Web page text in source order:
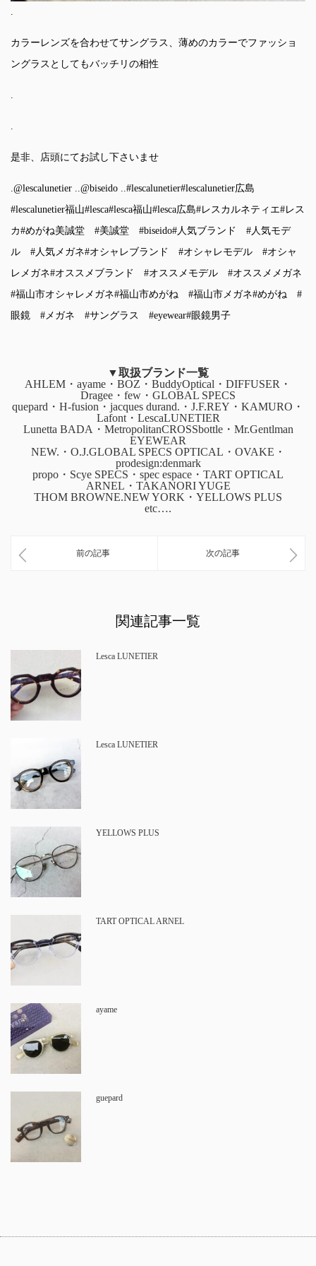
カラーレンズを合わせてサングラス、薄めのカラーでファッショ
ングラスとしてもバッチリの相性
是非、店頭にてお試し下さいませ
@lescalunetier @biseido #lescalunetier#lescalunetier広島
#lescalunetier福山#lesca#lesca福山#lesca広島#レスカルネティエ#レス
カ#めがね美誠堂 #美誠堂 #biseido#人気ブランド
#人気モデ
ル
#人気メガネ#オシャレブランド #オシャレモデル
#オシャ
レメガネ#オススメブランド #オススメモデル
#オススメメガネ
#福山市オシャレメガネ#福山市めがね #福山市メガネ#めがね
#
眼鏡
#メガネ #サングラス #eyewear#眼鏡男子
▼取扱ブランド一覧
AHLEM・ayame・BOZ・BuddyOptical・DIFFUSER・
Dragee・few・GLOBAL SPECS
quepard・H-fusion・jacques durand.・J.F.REY・KAMURO・
Lafont・LescaLUNETIER
Lunetta BADA・MetropolitanCROSSbottle・Mr.Gentlman
EYEWEAR
NEW.・O.J.GLOBAL SPECS OPTICAL・OVAKE・
prodesign:denmark
propo・Scye SPECS・spec espace・TART OPTICAL
ARNEL・TAKANORI YUGE
THOM BROWNE.NEW YORK・YELLOWS PLUS
etc….
前の記事 次の記事
関連記事一覧
Lesca LUNETIER
Lesca LUNETIER
YELLOWS PLUS
TART OPTICAL ARNEL
ayame
guepard